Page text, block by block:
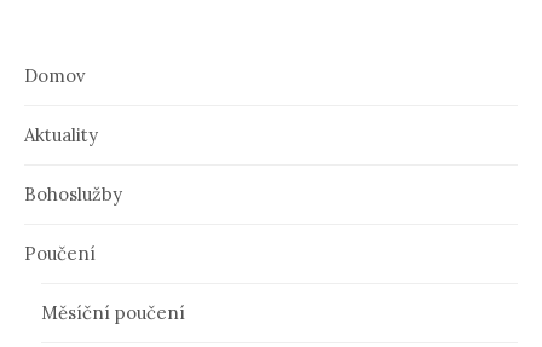
Domov
Aktuality
Bohoslužby
Poučení
Měsíční poučení